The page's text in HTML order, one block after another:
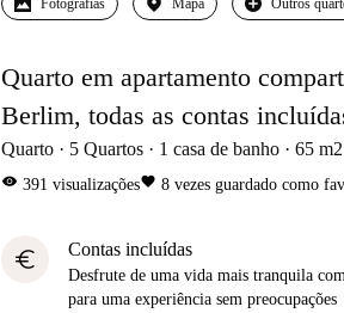
Fotografias Mapa Outros
Quarto em apartamento
Berlim, todas as contas
Quarto 5 Quartos 1 casa de banho 65 m2
visibility 391 visualizaçõesfavorite 8 vezes guardado como
euro Contas incluídas
Desfrute de uma vida mais tranquila
para uma experiência sem preocupações